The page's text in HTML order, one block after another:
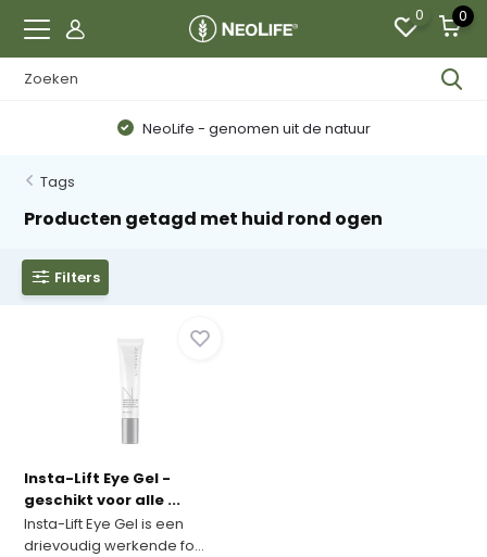
0 0
NeoLife - genomen uit de natuur
Tags
Producten getagd met huid rond ogen
Filters
Insta-Lift Eye Gel -
geschikt voor alle ...
Insta-Lift Eye Gel is een
drievoudig werkende fo...